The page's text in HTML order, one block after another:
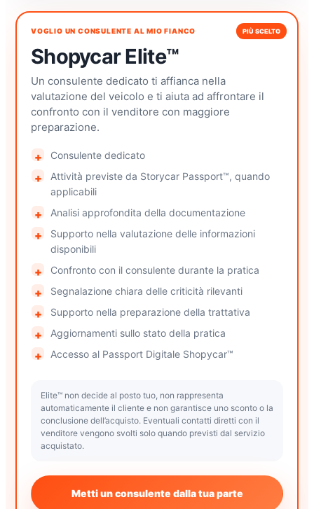
PIÙ SCELTO
VOGLIO UN CONSULENTE AL MIO FIANCO
Shopycar Elite™
Un consulente dedicato ti affianca nella
valutazione del veicolo e ti aiuta ad affrontare il
confronto con il venditore con maggiore
preparazione.
Consulente dedicato
Attività previste da Storycar Passport™, quando
applicabili
Analisi approfondita della documentazione
Supporto nella valutazione delle informazioni
disponibili
Confronto con il consulente durante la pratica
Segnalazione chiara delle criticità rilevanti
Supporto nella preparazione della trattativa
Aggiornamenti sullo stato della pratica
Accesso al Passport Digitale Shopycar™
Elite™ non decide al posto tuo, non rappresenta
automaticamente il cliente e non garantisce uno sconto o la
conclusione dell’acquisto. Eventuali contatti diretti con il
venditore vengono svolti solo quando previsti dal servizio
acquistato.
Metti un consulente dalla tua parte